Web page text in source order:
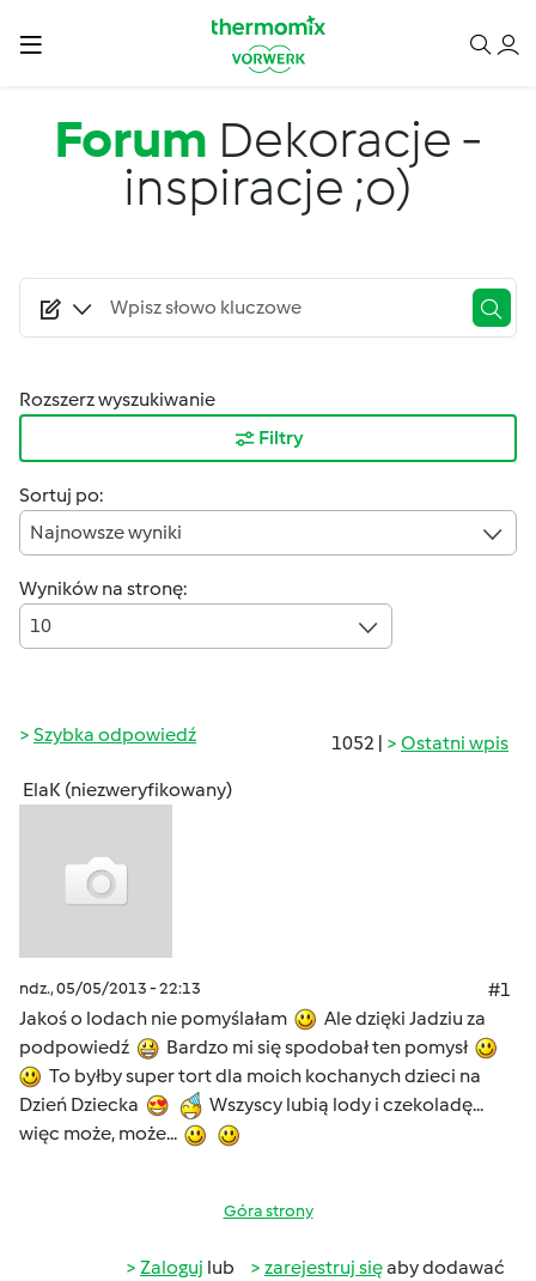
Forum Dekoracje -
inspiracje ;o)
Rozszerz wyszukiwanie
Filtry
Sortuj po:
Najnowsze wyniki
Wyników na stronę:
10
1052 | Ostatni wpis
Szybka odpowiedź
ElaK (niezweryfikowany)
ndz., 05/05/2013 - 22:13
#1
Jakoś o lodach nie pomyślałam
Ale dzięki Jadziu za
podpowiedź
Bardzo mi się spodobał ten pomysł
To byłby super tort dla moich kochanych dzieci na
Dzień Dziecka
Wszyscy lubią lody i czekoladę...
więc może, może...
Góra strony
Zaloguj lub zarejestruj sięaby dodawać